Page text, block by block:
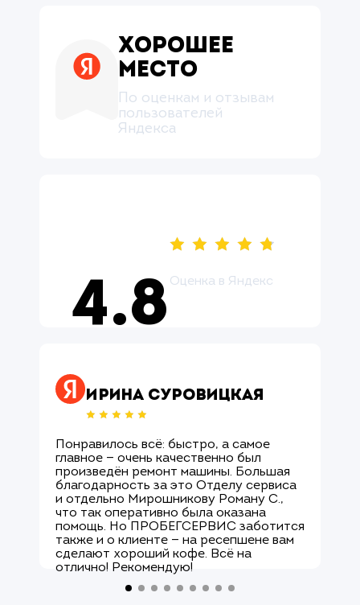
Хорошее
место
По оценкам и отзывам
пользователей
Яндекса
4.8 Оценка в Яндекс
Ирина Суровицкая
Понравилось всё: быстро, а самое
главное — очень качественно был
произведён ремонт машины. Большая
благодарность за это Отделу сервиса
и отдельно Мирошникову Роману С.,
что так оперативно была оказана
помощь. Но ПРОБЕГСЕРВИС заботится
также и о клиенте — на ресепшене вам
сделают хороший кофе. Всё на
отлично! Рекомендую!